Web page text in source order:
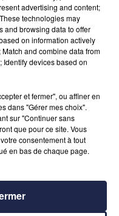
DE LA SAISON DES
advertising and content;
technologies may
and browsing data to offer
on information actively
and combine data from
Identify devices based on
et fermer", ou affiner en
dans "Gérer mes choix".
sur "Continuer sans
que pour ce site. Vous
consentement à tout
en bas de chaque page.